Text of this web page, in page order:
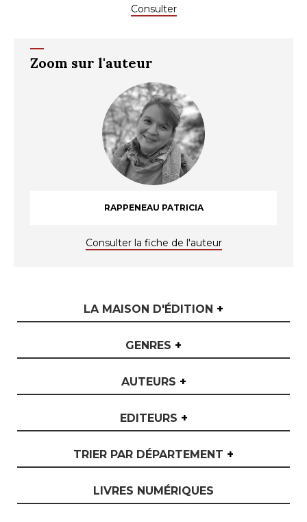
LA MAISON D'ÉDITION +
GENRES +
AUTEURS +
EDITEURS +
TRIER PAR DÉPARTEMENT +
LIVRES NUMÉRIQUES
Consulter
Zoom sur l'auteur
RAPPENEAU PATRICIA
Consulter la fiche de l'auteur